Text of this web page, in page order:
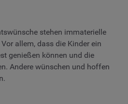
stehen immaterielle
allem, dass die Kinder ein
genießen können und die
Andere wünschen und hoffen